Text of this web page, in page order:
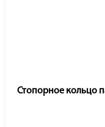
Стопорное кольцо